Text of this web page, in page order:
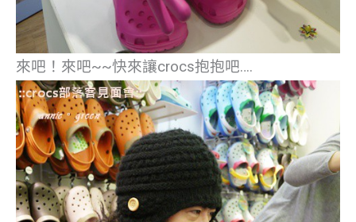
來吧！來吧~~快來讓crocs抱抱吧….